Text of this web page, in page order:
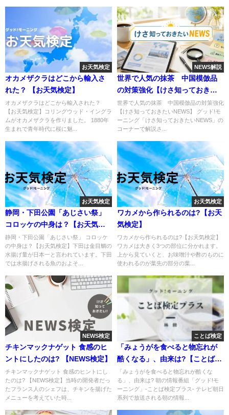
お天気検定
オカメザクラはどこから輸入さ
れた？ 【お天気検定】
オカメザクラはどこから輸入された？
【お天気検定】コリングウッド・イングラ
ムがオカメザクラを作りました。 1880年
生まれで青年時代に桜に魅...
NEWS解説
世界で人気の抹茶 中国模倣品
の対策強化【けさ知っておきた
いNEWS】
世界で人気の抹茶 中国模倣品の対策強化
【けさ知っておきたいNEWS】 グッド!モ
ーニング「けさ知っておきたいNEWS」の
コーナーで解説さ...
お天気検定
静岡・下田公園「あじさい祭」
コロッケの中身は？【お天気検
定】
静岡・下田公園「あじさい祭」 コロッケ
の中身は？【お天気検定】下田は金目鯛の
水揚げ量が日本一と言われています。下田
では水揚げされる魚のおよそ...
お天気検定
ワカメから作られるのは?【お天
気検定】
ワカメから作られるのは?【お天気検定】
ワカメは大きく3つの部位に分かれます。
上から見ていくと、お味噌汁や酢のものに
使われるのが葉先の部分の葉...
NEWS検定
チキンマックナゲット 食感のヒ
ントにしたのは? 【NEWS検定】
チキンマックナゲット 食感のヒントにし
たのは? 【NEWS検定】当時の開発者だっ
たフランス人のシェフは、チキンを揚げた
メニューを考えていた時...
ことば検定
「みょうがを食べると物忘れが
酷くなる」、由来は?【ことば検
定プラス】
「みょうがを食べると物忘れが酷くな
る」、由来は? 朝の情報番組「グッド!モ
ーニング」-ことば検定プラス- テレビ朝日
系列で放送される朝の情報...